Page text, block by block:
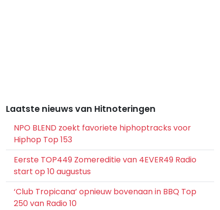
Laatste nieuws van Hitnoteringen
NPO BLEND zoekt favoriete hiphoptracks voor
Hiphop Top 153
Eerste TOP449 Zomereditie van 4EVER49 Radio
start op 10 augustus
‘Club Tropicana’ opnieuw bovenaan in BBQ Top
250 van Radio 10